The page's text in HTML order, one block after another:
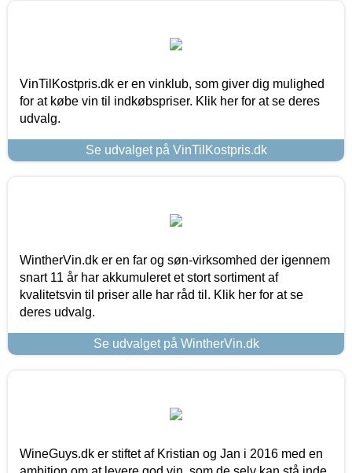
VinTilKostpris.dk er en vinklub, som giver dig mulighed
for at købe vin til indkøbspriser. Klik her for at se deres
udvalg.
Se udvalget på VinTilKostpris.dk
WintherVin.dk er en far og søn-virksomhed der igennem
snart 11 år har akkumuleret et stort sortiment af
kvalitetsvin til priser alle har råd til. Klik her for at se
deres udvalg.
Se udvalget på WintherVin.dk
WineGuys.dk er stiftet af Kristian og Jan i 2016 med en